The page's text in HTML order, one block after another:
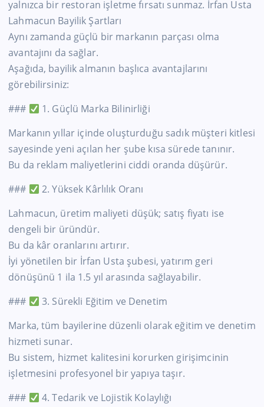
yalnızca bir restoran işletme fırsatı sunmaz. İrfan Usta
Lahmacun Bayilik Şartları
Aynı zamanda güçlü bir markanın parçası olma
avantajını da sağlar.
Aşağıda, bayilik almanın başlıca avantajlarını
görebilirsiniz:
###
1. Güçlü Marka Bilinirliği
Markanın yıllar içinde oluşturduğu sadık müşteri kitlesi
sayesinde yeni açılan her şube kısa sürede tanınır.
Bu da reklam maliyetlerini ciddi oranda düşürür.
###
2. Yüksek Kârlılık Oranı
Lahmacun, üretim maliyeti düşük; satış fiyatı ise
dengeli bir üründür.
Bu da kâr oranlarını artırır.
İyi yönetilen bir İrfan Usta şubesi, yatırım geri
dönüşünü 1 ila 1.5 yıl arasında sağlayabilir.
###
3. Sürekli Eğitim ve Denetim
Marka, tüm bayilerine düzenli olarak eğitim ve denetim
hizmeti sunar.
Bu sistem, hizmet kalitesini korurken girişimcinin
işletmesini profesyonel bir yapıya taşır.
###
4. Tedarik ve Lojistik Kolaylığı